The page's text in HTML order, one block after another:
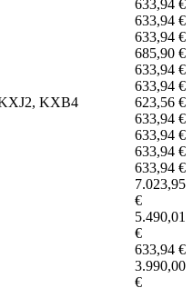
633,94 €
633,94 €
633,94 €
685,90 €
633,94 €
633,94 €
KXB4
623,56 €
633,94 €
633,94 €
633,94 €
633,94 €
7.023,95
€
5.490,01
€
633,94 €
3.990,00
€